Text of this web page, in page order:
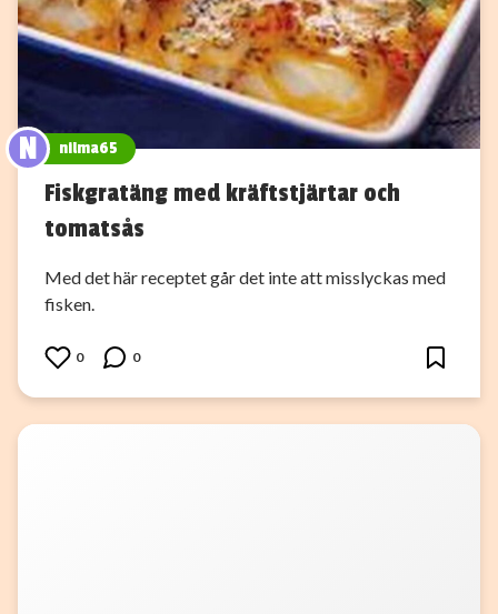
N nilma65
Fiskgratäng med kräftstjärtar och
tomatsås
Med det här receptet går det inte att misslyckas med
fisken.
0 0